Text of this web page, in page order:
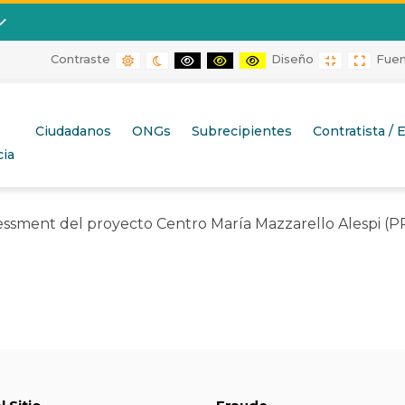
Contraste CONTRASTE POR DEFECTO
CONTRASTE DE NOCHE
CONTRASTE BLANCO Y NEGRO
CONTRASTE NEGRO Y
CONTRASTE AMARILLO Y
Diseño DISEÑO
Ciudadanos ONGs Subrecipientes Contratista /
Centro María Mazzarello
del proyecto Centro María Mazzarello Alespi